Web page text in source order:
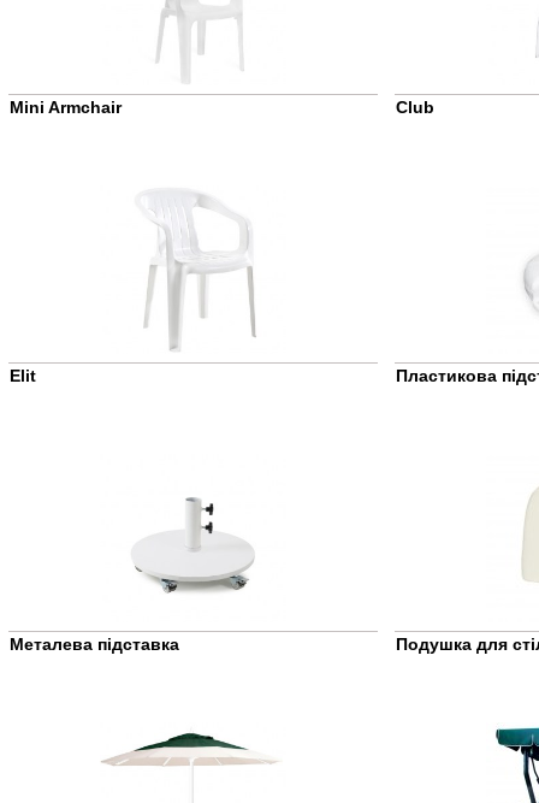
Mini Armchair Club
Elit Пластикова
Металева підставка Подушка для